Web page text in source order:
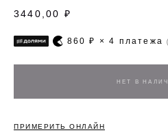
3440,00 ₽
860 ₽ × 4 платежа
ПРИМЕРИТЬ ОНЛАЙН